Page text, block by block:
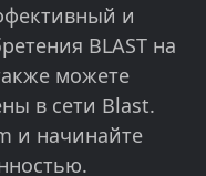
и
BLAST на
можете
в сети Blast.
и начинайте